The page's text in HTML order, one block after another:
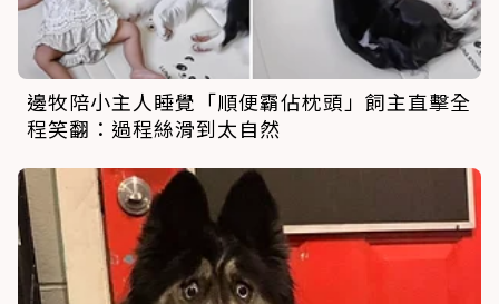
邊牧陪小主人睡覺「順便霸佔枕頭」飼主直擊全
程笑翻：過程絲滑到太自然